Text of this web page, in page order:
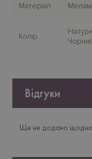
Матерiал
Колір
Відгуки
Ще не додано